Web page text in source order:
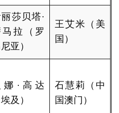
莎贝塔·
马拉（罗
亚）
王艾米（美
国）
娜·高达
埃及）
石慧莉（中
国澳门）